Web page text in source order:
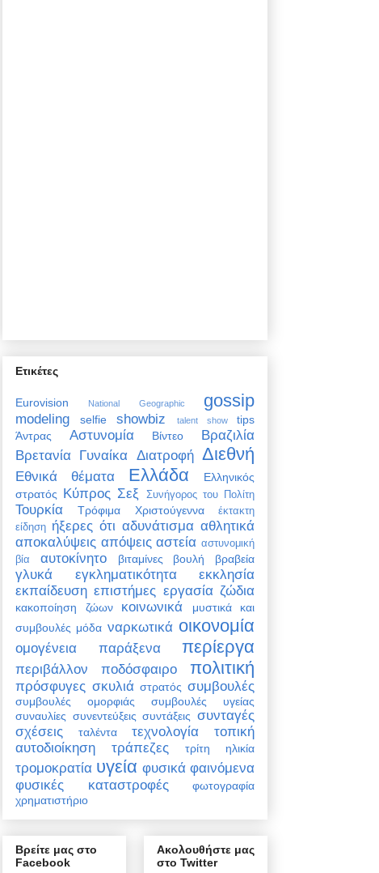
Ετικέτες
Eurovision National Geographic gossip
modeling selfie showbiz talent show
tips
Άντρας
Αστυνομία Βίντεο
Βραζιλία
Βρετανία Γυναίκα Διατροφή Διεθνή
Εθνικά θέματα Ελλάδα
Ελληνικός
στρατός Κύπρος Σεξ Συνήγορος του Πολίτη
Τουρκία Τρόφιμα Χριστούγεννα
έκτακτη
είδηση ήξερες ότι αδυνάτισμα αθλητικά
αποκαλύψεις απόψεις αστεία αστυνομική
βία
αυτοκίνητο βιταμίνες βουλή βραβεία
γλυκά εγκληματικότητα
εκκλησία
εκπαίδευση επιστήμες εργασία ζώδια
κακοποίηση ζώων κοινωνικά
μυστικά και
συμβουλές μόδα ναρκωτικά οικονομία
ομογένεια παράξενα περίεργα
περιβάλλον ποδόσφαιρο πολιτική
πρόσφυγες σκυλιά στρατός συμβουλές
συμβουλές ομορφιάς
συμβουλές υγείας
συναυλίες συνεντεύξεις συντάξεις συνταγές
σχέσεις
ταλέντα τεχνολογία
τοπική
αυτοδιοίκηση
τράπεζες τρίτη ηλικία
τρομοκρατία υγεία φυσικά φαινόμενα
φυσικές καταστροφές
φωτογραφία
χρηματιστήριο
Βρείτε μας στο
Facebook
Ακολουθήστε μας
στο Twitter